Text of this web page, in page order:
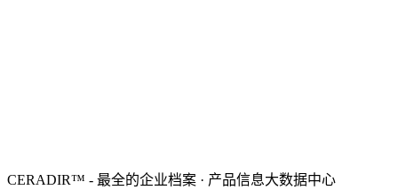
CERADIR™ - 最全的企业档案 · 产品信息大数据中心